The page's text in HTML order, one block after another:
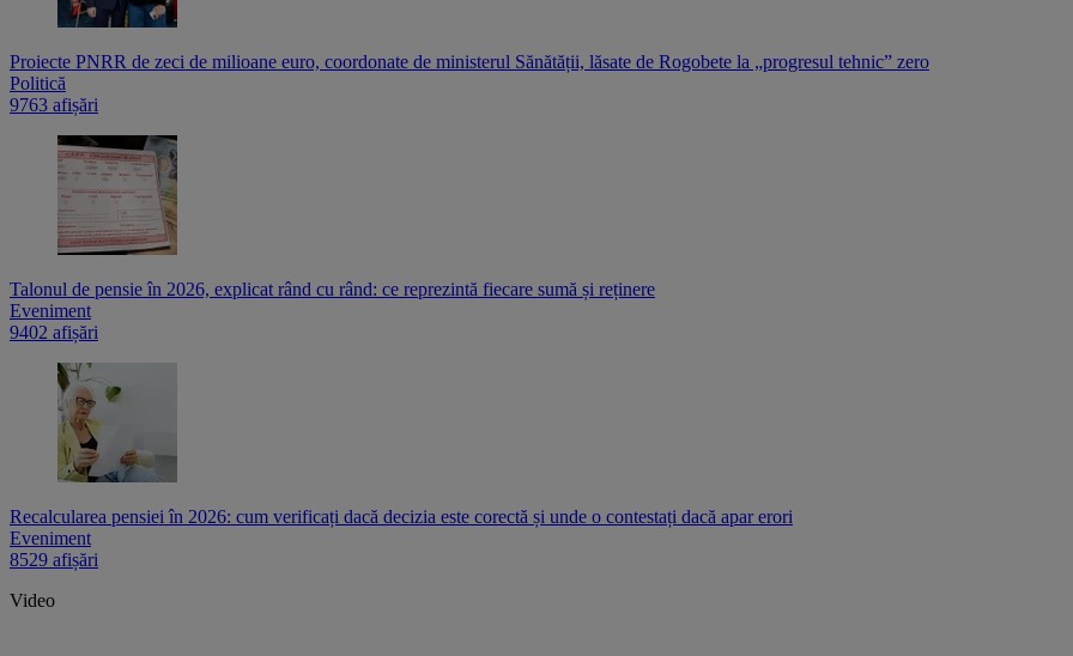
Proiecte PNRR de zeci de milioane euro, coordonate de ministerul Sănătății, lăsate de Rogobete la „progresul tehnic” zero
Politică
9763 afișări
Talonul de pensie în 2026, explicat rând cu rând: ce reprezintă fiecare sumă și reținere
Eveniment
9402 afișări
Recalcularea pensiei în 2026: cum verificați dacă decizia este corectă și unde o contestați dacă apar erori
Eveniment
8529 afișări
Video